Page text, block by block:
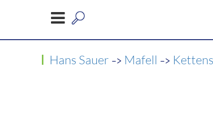
Hans Sauer -> Mafell ->